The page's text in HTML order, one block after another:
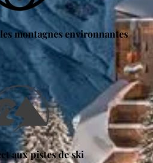
montagnes environnantes
aux pistes de ski